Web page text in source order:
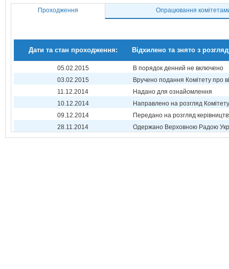
Проходження Опрацювання
Дати та стан проходження: Відхилено та знято з
05.02.2015
В порядок денний не включено
03.02.2015
Вручено подання Комітету про
11.12.2014
Надано для ознайомлення
10.12.2014
Направлено на розгляд Комітету
09.12.2014
Передано на розгляд
28.11.2014
Одержано Верховною Радою